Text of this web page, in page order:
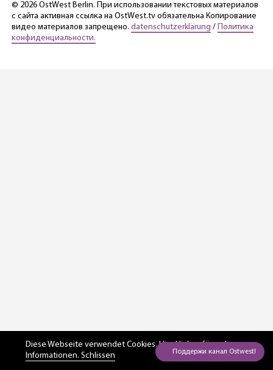
© 2026 OstWest Berlin. При использовании текстовых материалов
с сайта активная ссылка на OstWest.tv обязательна Копирование
видео материалов запрещено. datenschutzerklärung / Политика
конфиденциальности.
Diese Webseite verwendet Cookies. Hierklicken für mehr
Informationen. Schlissen